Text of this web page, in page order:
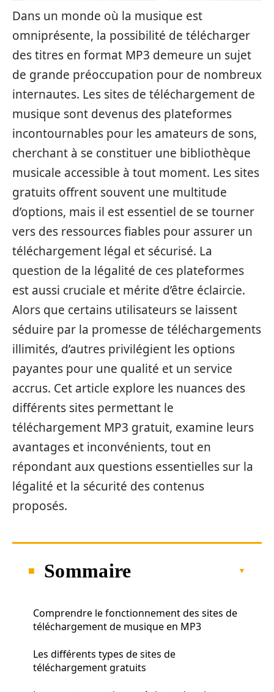
Dans un monde où la musique est
omniprésente, la possibilité de télécharger
des titres en format MP3 demeure un sujet
de grande préoccupation pour de nombreux
internautes. Les sites de téléchargement de
musique sont devenus des plateformes
incontournables pour les amateurs de sons,
cherchant à se constituer une bibliothèque
musicale accessible à tout moment. Les sites
gratuits offrent souvent une multitude
d’options, mais il est essentiel de se tourner
vers des ressources fiables pour assurer un
téléchargement légal et sécurisé. La
question de la légalité de ces plateformes
est aussi cruciale et mérite d’être éclaircie.
Alors que certains utilisateurs se laissent
séduire par la promesse de téléchargements
illimités, d’autres privilégient les options
payantes pour une qualité et un service
accrus. Cet article explore les nuances des
différents sites permettant le
téléchargement MP3 gratuit, examine leurs
avantages et inconvénients, tout en
répondant aux questions essentielles sur la
légalité et la sécurité des contenus
proposés.
Sommaire
Comprendre le fonctionnement des sites de
téléchargement de musique en MP3
Les différents types de sites de
téléchargement gratuits